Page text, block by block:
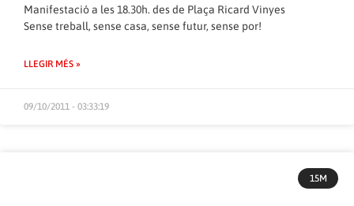
Manifestació a les 18.30h. des de Plaça Ricard Vinyes
Sense treball, sense casa, sense futur, sense por!
LLEGIR MÉS »
09/10/2011 - 03:33:19
15M